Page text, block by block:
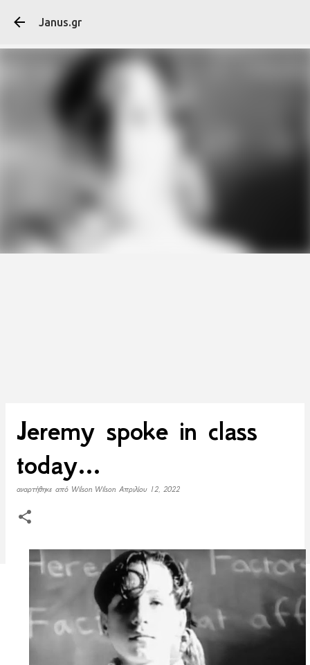
Janus.gr
Jeremy spoke in class
today...
αναρτήθηκε από Wilson Wilson Απριλίου 12, 2022